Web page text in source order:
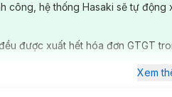
công, hệ thống Hasaki sẽ tự
được xuất hết hóa đơn GTGT
Xem